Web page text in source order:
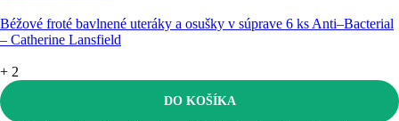
Béžové froté bavlnené uteráky a osušky v súprave 6 ks Anti–Bacterial
– Catherine Lansfield
+ 2
DO KOŠÍKA